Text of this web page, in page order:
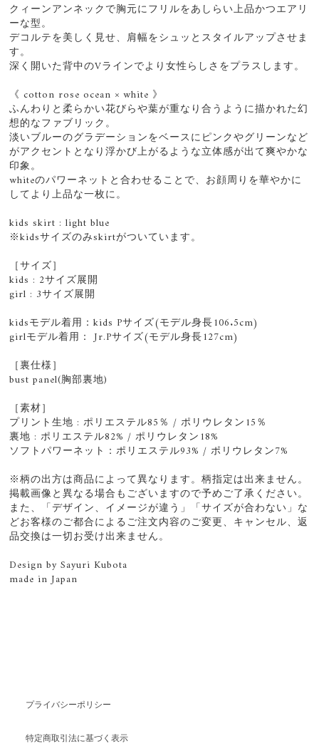
クィーンアンネックで胸元にフリルをあしらい上品かつエアリ
ーな型。
デコルテを美しく見せ、肩幅をシュッとスタイルアップさせま
す。
深く開いた背中のVラインでより女性らしさをプラスします。
《 cotton rose ocean × white 》
ふんわりと柔らかい花びらや葉が重なり合うように描かれた幻
想的なファブリック。
淡いブルーのグラデーションをベースにピンクやグリーンなど
がアクセントとなり浮かび上がるような立体感が出て爽やかな
印象。
whiteのパワーネットと合わせることで、お顔周りを華やかに
してより上品な一枚に。
kids skirt : light blue
※kidsサイズのみskirtがついています。
［サイズ］
kids : 2サイズ展開
girl : 3サイズ展開
kidsモデル着用：kids Pサイズ(モデル身長106.5cm)
girlモデル着用： Jr.Pサイズ(モデル身長127cm)
［裏仕様］
bust panel(胸部裏地)
［素材］
プリント生地 : ポリエステル85％ / ポリウレタン15％
裏地 : ポリエステル82% / ポリウレタン18%
ソフトパワーネット：ポリエステル93% / ポリウレタン7%
※柄の出方は商品によって異なります。柄指定は出来ません。
掲載画像と異なる場合もございますので予めご了承ください。
また、「デザイン、イメージが違う」「サイズが合わない」な
どお客様のご都合によるご注文内容のご変更、キャンセル、返
品交換は一切お受け出来ません。
Design by Sayuri Kubota
made in Japan
プライバシーポリシー
特定商取引法に基づく表示